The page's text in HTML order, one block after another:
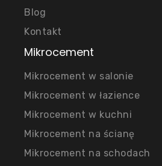
Blog
Kontakt
Mikrocement
Mikrocement w salonie
Mikrocement w łazience
Mikrocement w kuchni
Mikrocement na ścianę
Mikrocement na schodach